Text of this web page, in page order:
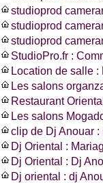
studioprod
studioprod
studioprod
StudioPro.fr :
Location de salle
Les salons
Restaurant
Les salons
clip de Dj Anouar
Dj Oriental :
Dj Oriental : Dj
Dj oriental : dj